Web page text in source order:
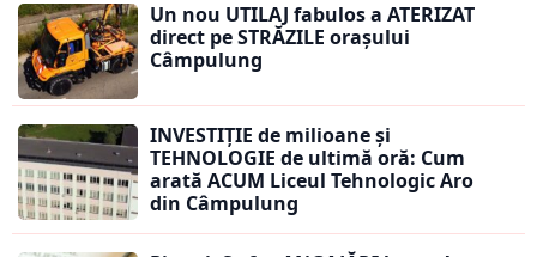
Un nou UTILAJ fabulos a ATERIZAT
direct pe STRĂZILE orașului
Câmpulung
INVESTIȚIE de milioane și
TEHNOLOGIE de ultimă oră: Cum
arată ACUM Liceul Tehnologic Aro
din Câmpulung